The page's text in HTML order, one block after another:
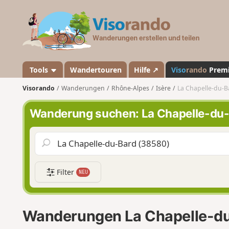
a
n
d
o
Tools Wandertouren Hilfe ↗ Visorando
Visorando Wanderungen Rhône-Alpes Isère La Chapelle-du-
Wanderung suchen: La Chapelle-
Filter NEU
Wanderungen La Chapelle-